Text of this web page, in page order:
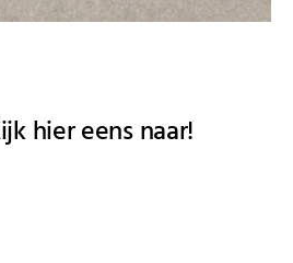
hier eens naar!